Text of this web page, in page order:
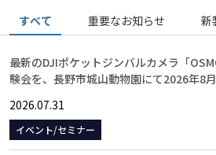
すべて 重要なお知らせ 新
最新のDJIポケットジンバルカメラ「
験会を、長野市城山動物園にて2026年8
2026.07.31
イベント/セミナー